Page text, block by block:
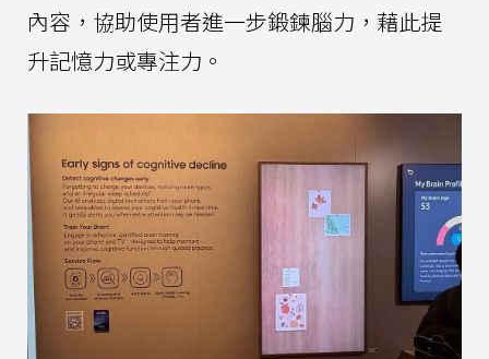
內容，協助使用者進一步鍛鍊腦力，藉此提
升記憶力或專注力。